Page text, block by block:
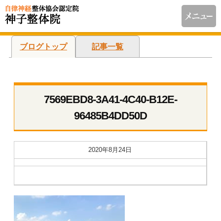
ブログトップ 記事一覧
7569EBD8-3A41-4C40-B12E-
96485B4DD50D
2020年8月24日